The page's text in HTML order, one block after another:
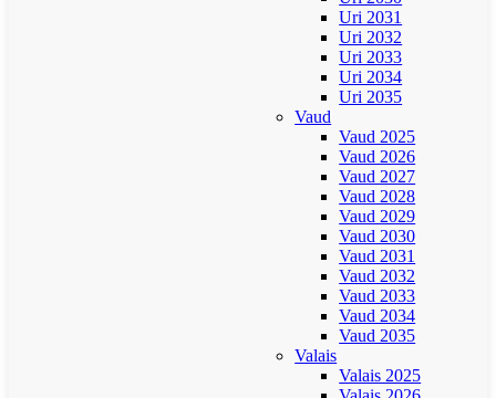
Uri 2031
Uri 2032
Uri 2033
Uri 2034
Uri 2035
Vaud
Vaud 2025
Vaud 2026
Vaud 2027
Vaud 2028
Vaud 2029
Vaud 2030
Vaud 2031
Vaud 2032
Vaud 2033
Vaud 2034
Vaud 2035
Valais
Valais 2025